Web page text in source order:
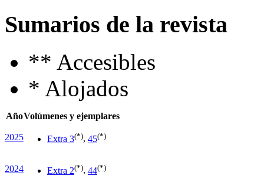
Sumarios de la revista
** Accesibles
* Alojados
AñoVolúmenes y ejemplares
2025 Extra 3(*), 45(*)
2024 Extra 2(*), 44(*)